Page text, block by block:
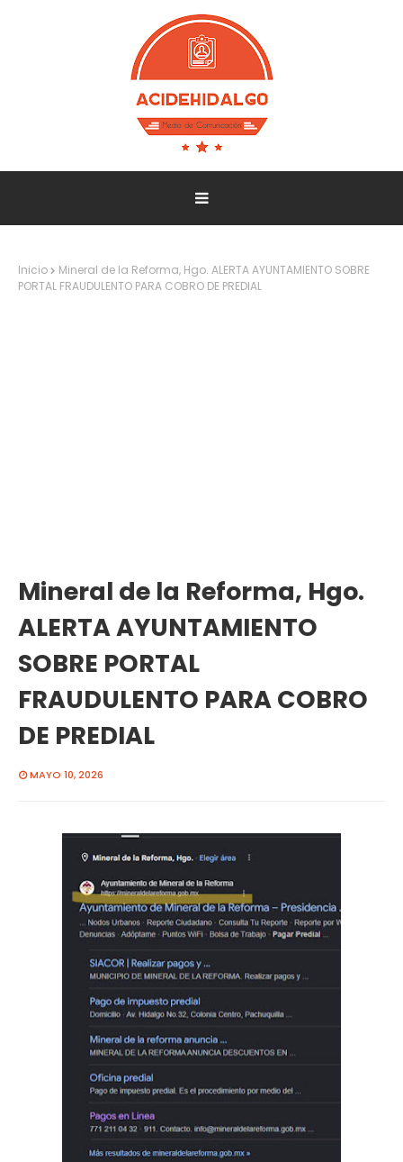
Inicio
Mineral de la Reforma, Hgo. ALERTA AYUNTAMIENTO SOBRE
PORTAL FRAUDULENTO PARA COBRO DE PREDIAL
Mineral de la Reforma, Hgo.
ALERTA AYUNTAMIENTO
SOBRE PORTAL
FRAUDULENTO PARA COBRO
DE PREDIAL
MAYO 10, 2026